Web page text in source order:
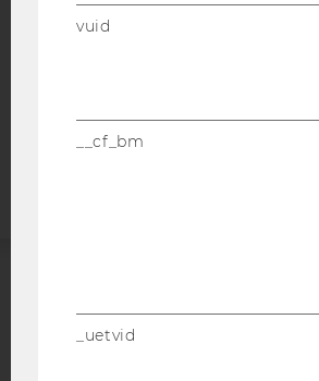
STUDIENBEWERBER*INNEN
EQUIS
vuid
__cf_bm
_uetvid